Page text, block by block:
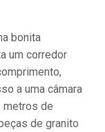
bonita
um corredor
a uma câmara
metros de
de granito